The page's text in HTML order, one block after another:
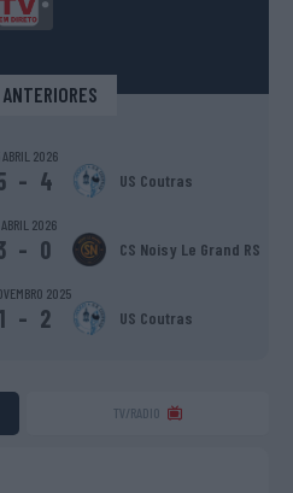
ABRIL 2026
- 4 US Coutras
ABRIL 2026
- 0 CS Noisy Le Grand RS
2025
1 - 2 US Coutras
TV/RADIO